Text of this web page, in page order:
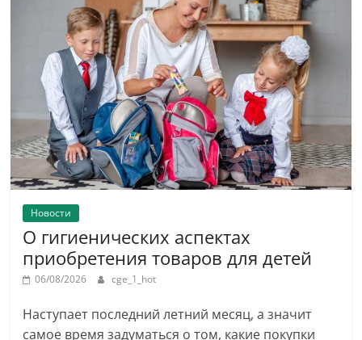
Новости
О гигиенических аспектах
приобретения товаров для детей
06/08/2026 cge_1_hot
Наступает последний летний месяц, а значит
самое время задуматься о том, какие покупки